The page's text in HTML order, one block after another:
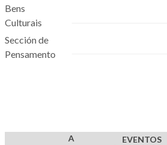
Bens
Culturais
Sección de
Pensamento
A
EVENTOS